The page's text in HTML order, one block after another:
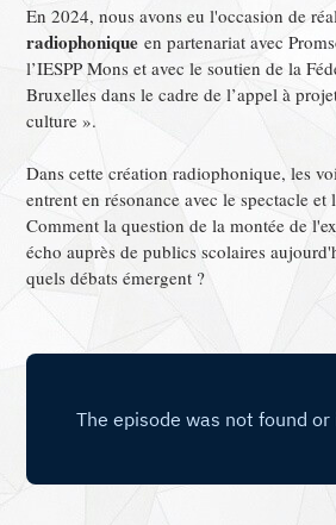
En 2024, nous avons eu l'occasion de
radiophonique en partenariat avec
l’IESPP Mons et avec le soutien de la
Bruxelles dans le cadre de l’appel à
culture ».
Dans cette création radiophonique, les
entrent en résonance avec le spectacle et
Comment la question de la montée de
écho auprès de publics scolaires
quels débats émergent ?